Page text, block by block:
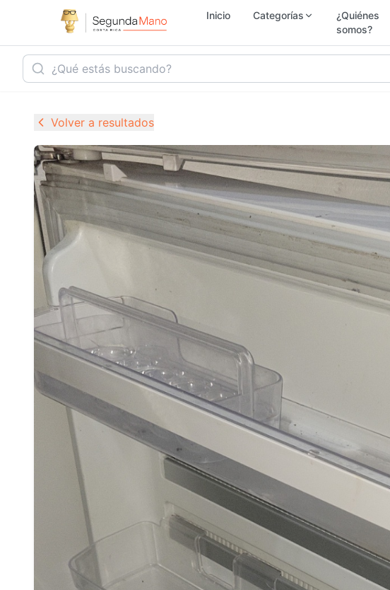
Inicio Categorías
¿Quiénes
somos?
Vehículos
Electrónica
Empleo
Mascotas
Juegos y Juguetes
Volver a resultados